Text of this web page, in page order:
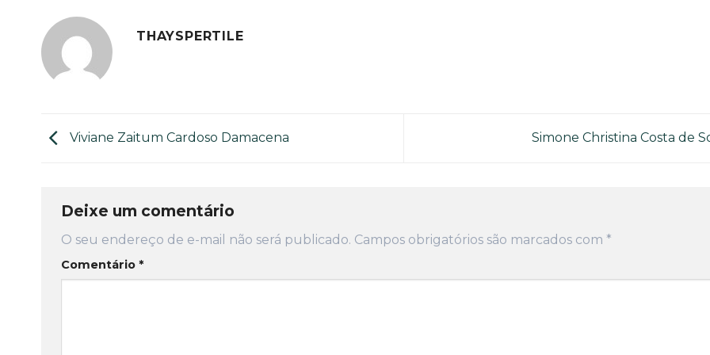
THAYSPERTILE
Viviane Zaitum Cardoso Damacena Simone Christina Costa de
Deixe um comentário
O seu endereço de e-mail não será publicado. Campos obrigatórios são marcados com *
Comentário *